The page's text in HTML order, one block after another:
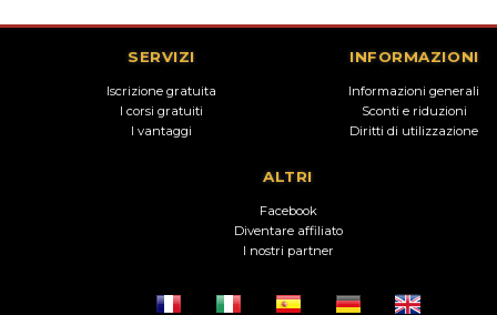
SERVIZI
Iscrizione gratuita
I corsi gratuiti
I vantaggi
INFORMAZIONI
Informazioni generali
Sconti e riduzioni
Diritti di utilizzazione
ALTRI
Facebook
Diventare affiliato
I nostri partner